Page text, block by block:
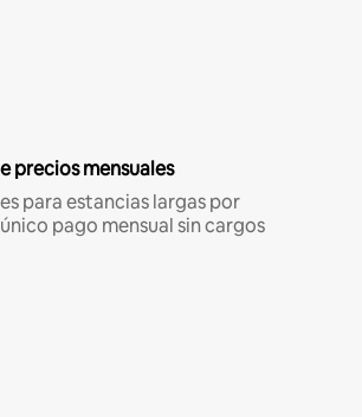
precios mensuales
para estancias largas por
pago mensual sin cargos